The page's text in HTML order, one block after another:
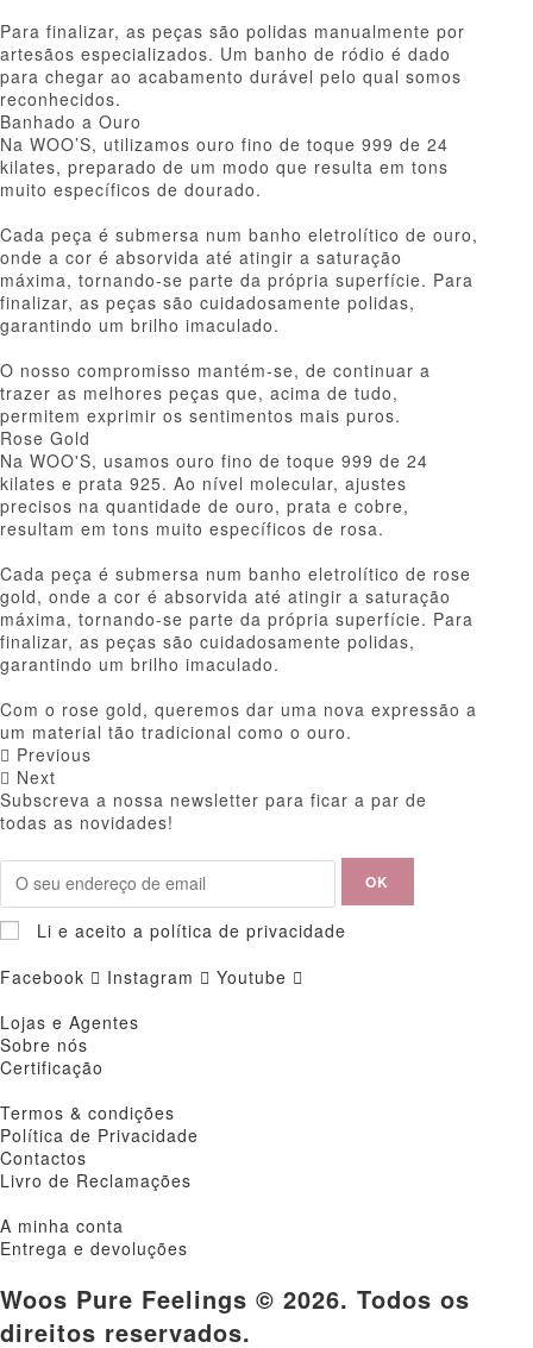
Para finalizar, as peças são polidas manualmente por
artesãos especializados. Um banho de ródio é dado
para chegar ao acabamento durável pelo qual somos
reconhecidos.
Banhado a Ouro
Na WOO’S, utilizamos ouro fino de toque 999 de 24
kilates, preparado de um modo que resulta em tons
muito específicos de dourado.
Cada peça é submersa num banho eletrolítico de ouro,
onde a cor é absorvida até atingir a saturação
máxima, tornando-se parte da própria superfície. Para
finalizar, as peças são cuidadosamente polidas,
garantindo um brilho imaculado.
O nosso compromisso mantém-se, de continuar a
trazer as melhores peças que, acima de tudo,
permitem exprimir os sentimentos mais puros.
Rose Gold
Na WOO'S, usamos ouro fino de toque 999 de 24
kilates e prata 925. Ao nível molecular, ajustes
precisos na quantidade de ouro, prata e cobre,
resultam em tons muito específicos de rosa.
Cada peça é submersa num banho eletrolítico de rose
gold, onde a cor é absorvida até atingir a saturação
máxima, tornando-se parte da própria superfície. Para
finalizar, as peças são cuidadosamente polidas,
garantindo um brilho imaculado.
Com o rose gold, queremos dar uma nova expressão a
um material tão tradicional como o ouro.
Previous
Next
Subscreva a nossa newsletter para ficar a par de
todas as novidades!
Li e aceito a política de privacidade
Facebook
Instagram
Youtube
Lojas e Agentes
Sobre nós
Certificação
Termos & condições
Política de Privacidade
Contactos
Livro de Reclamações
A minha conta
Entrega e devoluções
Woos Pure Feelings © 2026. Todos os
direitos reservados.